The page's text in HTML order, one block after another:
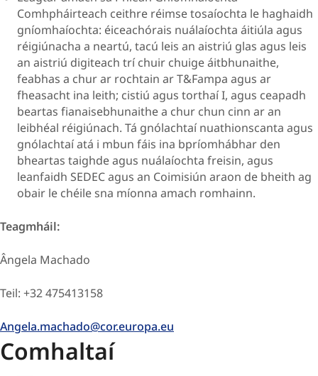
Comhpháirteach ceithre réimse tosaíochta le haghaidh
gníomhaíochta: éiceachórais nuálaíochta áitiúla agus
réigiúnacha a neartú, tacú leis an aistriú glas agus leis
an aistriú digiteach trí chuir chuige áitbhunaithe,
feabhas a chur ar rochtain ar T&Fampa agus ar
fheasacht ina leith; cistiú agus torthaí I, agus ceapadh
beartas fianaisebhunaithe a chur chun cinn ar an
leibhéal réigiúnach. Tá gnólachtaí nuathionscanta agus
gnólachtaí atá i mbun fáis ina bpríomhábhar den
bheartas taighde agus nuálaíochta freisin, agus
leanfaidh SEDEC agus an Coimisiún araon de bheith ag
obair le chéile sna míonna amach romhainn.
Teagmháil:
Ângela Machado
Teil: +32 475413158
Angela.machado@cor.europa.eu
Comhaltaí